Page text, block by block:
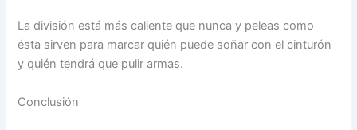
La división está más caliente que nunca y peleas como
ésta sirven para marcar quién puede soñar con el cinturón
y quién tendrá que pulir armas.
Conclusión